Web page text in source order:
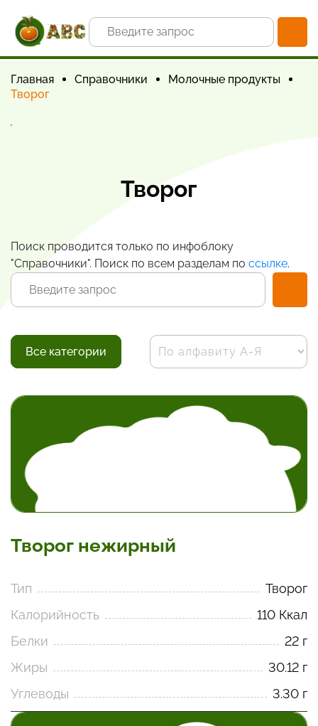
Главная Справочники
Молочные продукты
Творог
Творог
Поиск проводится только по инфоблоку
"Справочники". Поиск по всем разделам по ссылке.
Все категории
Творог нежирный
Тип
Творог
Калорийность
110 Ккал
Белки
22 г
Жиры
30.12 г
Углеводы
3.30 г